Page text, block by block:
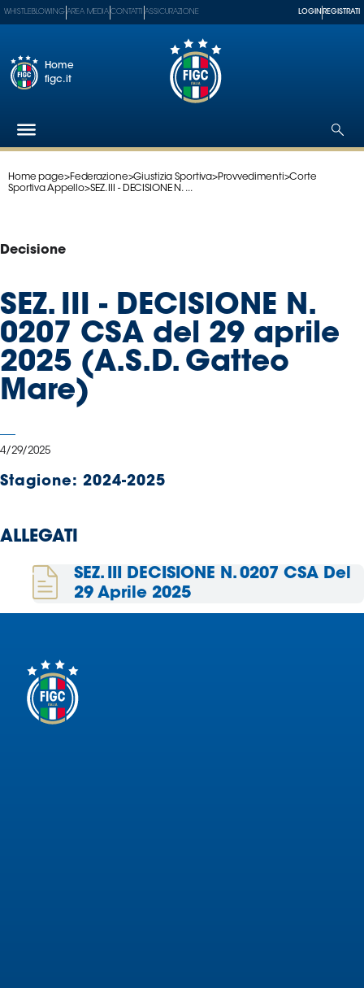
Federazione
Tecnici
Paralimpico
Serie
A
Women
Serie
B
del
Calcio
partner
nazionali
Assicurazione
Whistleblowing
WHISTLEBLOWING AREA MEDIA CONTATTI ASSICURAZIONE LOGIN REGISTRATI
Home
figc.it
Home page>Federazione>Giustizia Sportiva>Provvedimenti>Corte
Sportiva Appello>SEZ. III - DECISIONE N. ...
Decisione
SEZ. III - DECISIONE N.
0207 CSA del 29 aprile
2025 (A.S.D. Gatteo
Mare)
4/29/2025
Stagione: 2024-2025
ALLEGATI
SEZ. III DECISIONE N. 0207 CSA Del
29 Aprile 2025